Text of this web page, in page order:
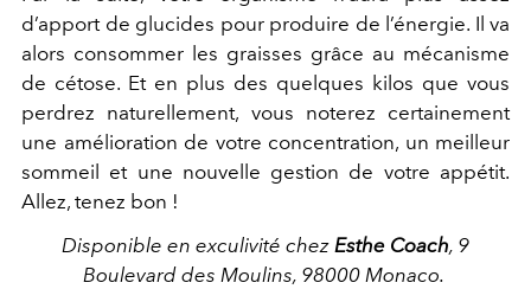
d’apport de glucides pour produire de l’énergie. Il va
alors consommer les graisses grâce au mécanisme
de cétose. Et en plus des quelques kilos que vous
perdrez naturellement, vous noterez certainement
une amélioration de votre concentration, un meilleur
sommeil et une nouvelle gestion de votre appétit.
Allez, tenez bon !
Disponible en exculivité chez Esthe Coach, 9
Boulevard des Moulins, 98000 Monaco.